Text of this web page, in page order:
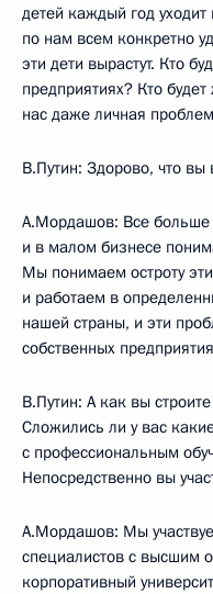
детей каждый год
по нам всем конкретно
эти дети вырастут. Кто
предприятиях? Кто
нас даже личная
В.Путин: Здорово, что вы
А.Мордашов: Все больше
и в малом бизнесе
Мы понимаем остроту
и работаем в
нашей страны, и эти
собственных
В.Путин: А как вы
Сложились ли у вас
с профессиональным
Непосредственно вы
А.Мордашов: Мы
специалистов с высшим
корпоративный